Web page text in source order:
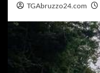
TGAbruzzo24.com